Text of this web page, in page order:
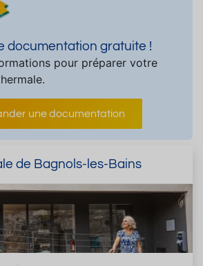
documentation gratuite !
pour préparer votre
une documentation
de Bagnols-les-Bains